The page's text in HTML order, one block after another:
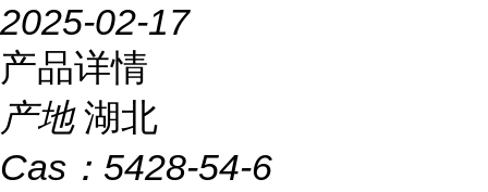
2025-02-17
产品详情
产地 湖北
Cas： 5428-54-6